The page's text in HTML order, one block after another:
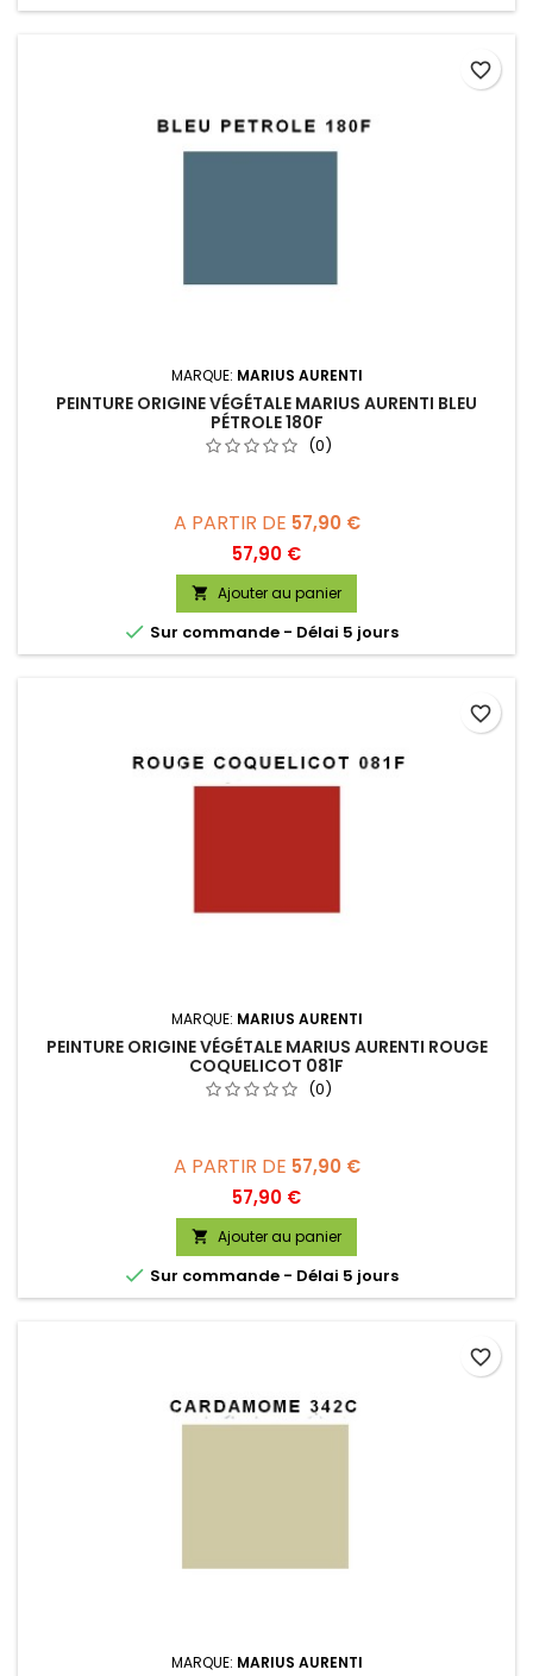
MARQUE: MARIUS AURENTI
PEINTURE ORIGINE VÉGÉTALE MARIUS AURENTI BLEU
PÉTROLE 180F
(0)
A PARTIR DE 57,90 €
Prix
57,90 €
 Ajouter au panier
 Sur commande - Délai 5 jours
favorite_border
MARQUE: MARIUS AURENTI
PEINTURE ORIGINE VÉGÉTALE MARIUS AURENTI ROUGE
COQUELICOT 081F
(0)
A PARTIR DE 57,90 €
Prix
57,90 €
 Ajouter au panier
 Sur commande - Délai 5 jours
favorite_border
MARQUE: MARIUS AURENTI
favorite_border